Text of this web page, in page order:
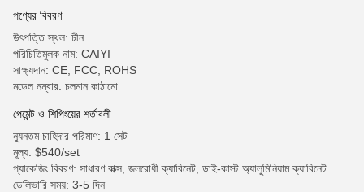
পণ্যের বিবরণ
উৎপত্তি স্থল: চীন
পরিচিতিমুলক নাম: CAIYI
সাক্ষ্যদান: CE, FCC, ROHS
মডেল নম্বার: চলমান কাঠামো
পেমেন্ট ও শিপিংয়ের শর্তাবলী
ন্যূনতম চাহিদার পরিমাণ: 1 সেট
মূল্য: $540/set
প্যাকেজিং বিবরণ: সাধারণ বাক্স, জলরোধী ক্যাবিনেট, ডাই-কাস্ট অ্যালুমিনিয়াম ক্যাবিনেট
ডেলিভারি সময়: 3-5 দিন